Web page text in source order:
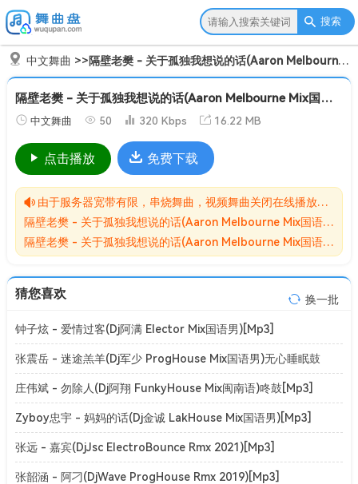
搜索
中文舞曲 >>隔壁老樊 - 关于孤独我想说的话(Aaron Melbourne Mix国语男)[Mp3]
隔壁老樊 - 关于孤独我想说的话(Aaron Melbourne Mix国语男)[Mp3]
中文舞曲 50 320 Kbps 16.22 MB
点击播放 免费下载
由于服务器宽带有限，串烧舞曲，视频舞曲关闭在线播放功能,请转存到自己的网盘在进行播放！！！
隔壁老樊 - 关于孤独我想说的话(Aaron Melbourne Mix国语男)[Mp3]无损MP3歌曲免费下载储存于夸克网盘，夸克网盘为阿里旗下，资源转存到自己的网盘可以在线播放与下载。
隔壁老樊 - 关于孤独我想说的话(Aaron Melbourne Mix国语男)[Mp3]网盘下载收集于网络，作品版权为原作者所有。如本站有侵害到您权益的歌曲请来信告知我们，我们会立即删除侵害到您权益的内容。
猜您喜欢 换一批
钟子炫 - 爱情过客(Dj阿满 Elector Mix国语男)[Mp3]
张震岳 - 迷途羔羊(Dj军少 ProgHouse Mix国语男)无心睡眠鼓
v2[Mp3]
庄伟斌 - 勿除人(Dj阿翔 FunkyHouse Mix闽南语)咚鼓[Mp3]
Zyboy忠宇 - 妈妈的话(Dj金诚 LakHouse Mix国语男)[Mp3]
张远 - 嘉宾(DjJsc ElectroBounce Rmx 2021)[Mp3]
张韶涵 - 阿刁(DjWave ProgHouse Rmx 2019)[Mp3]